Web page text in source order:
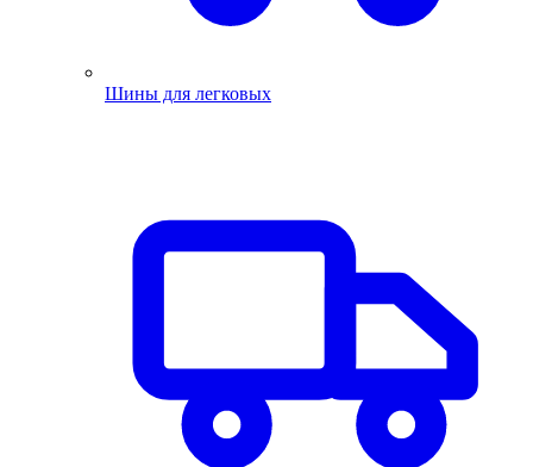
Шины для легковых